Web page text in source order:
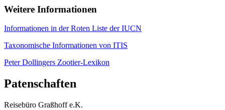
Weitere Informationen
Informationen in der Roten Liste der IUCN
Taxonomische Informationen von ITIS
Peter Dollingers Zootier-Lexikon
Patenschaften
Reisebüro Graßhoff e.K.